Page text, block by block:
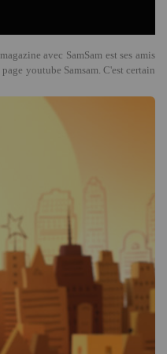
avec SamSam est ses amis
youtube Samsam. C'est certain